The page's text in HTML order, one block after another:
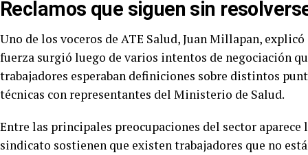
Reclamos que siguen sin
Uno de los voceros de ATE Salud, Juan Millapan,
fuerza surgió luego de varios intentos de negociación
trabajadores esperaban definiciones sobre distintos
técnicas con representantes del Ministerio de Salud.
Entre las principales preocupaciones del sector
sindicato sostienen que existen trabajadores que no